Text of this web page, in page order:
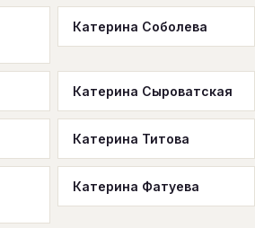
Катерина Соболева
Катерина Сыроватская
Катерина Титова
Катерина Фатуева